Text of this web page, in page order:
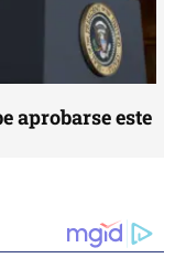
aprobarse este